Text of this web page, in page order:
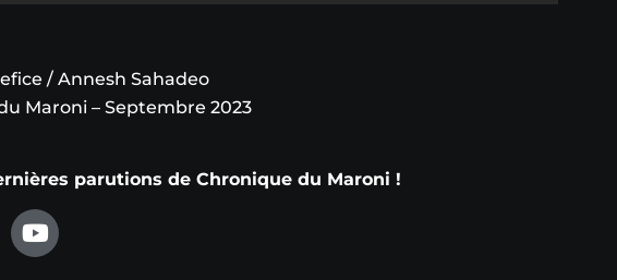
/ Annesh Sahadeo
Maroni – Septembre 2023
parutions de Chronique du Maroni !